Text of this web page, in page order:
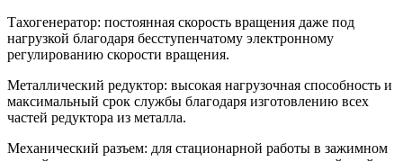
Тахогенератор: постоянная скорость вращения даже под
нагрузкой благодаря бесступенчатому электронному
регулированию скорости вращения.
Металлический редуктор: высокая нагрузочная способность и
максимальный срок службы благодаря изготовлению всех
частей редуктора из металла.
Механический разъем: для стационарной работы в зажимном